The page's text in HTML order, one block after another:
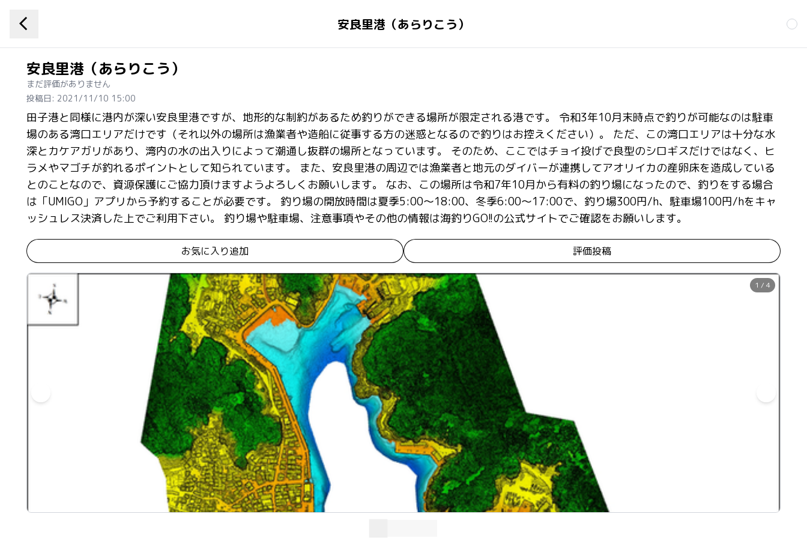
安良里港（あらりこう）
安良里港（あらりこう）
まだ評価がありません
投稿日: 2021/11/10 15:00
田子港と同様に港内が深い安良里港ですが、地形的な制約があるため釣りができる場所が限定される港です。 令和3年10月末時点で釣りが可能なのは駐車
場のある湾口エリアだけです（それ以外の場所は漁業者や造船に従事する方の迷惑となるので釣りはお控えください）。 ただ、この湾口エリアは十分な水
深とカケアガリがあり、湾内の水の出入りによって潮通し抜群の場所となっています。 そのため、ここではチョイ投げで良型のシロギスだけではなく、ヒ
ラメやマゴチが釣れるポイントとして知られています。 また、安良里港の周辺では漁業者と地元のダイバーが連携してアオリイカの産卵床を造成している
とのことなので、資源保護にご協力頂けますようよろしくお願いします。 なお、この場所は令和7年10月から有料の釣り場になったので、釣りをする場合
は「UMIGO」アプリから予約することが必要です。 釣り場の開放時間は夏季5:00～18:00、冬季6:00～17:00で、釣り場300円/h、駐車場100円/hをキャ
ッシュレス決済した上でご利用下さい。 釣り場や駐車場、注意事項やその他の情報は海釣りGO!!の公式サイトでご確認をお願いします。
お気に入り追加 評価投稿
1 / 4